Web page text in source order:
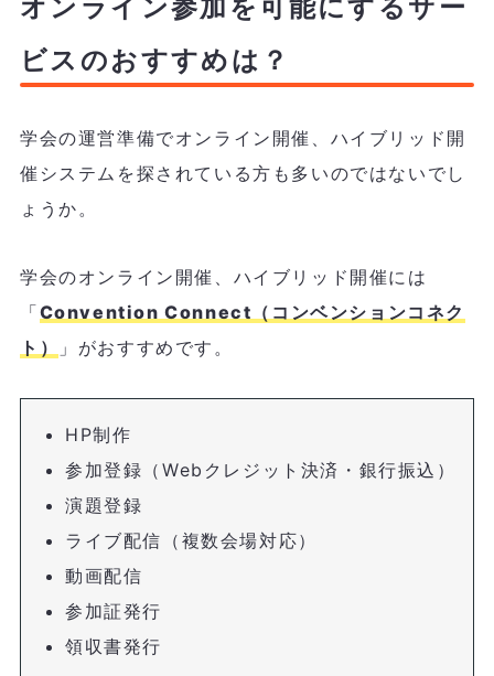
オンライン参加を可能にするサー
ビスのおすすめは？
学会の運営準備でオンライン開催、ハイブリッド開
催システムを探されている方も多いのではないでし
ょうか。
学会のオンライン開催、ハイブリッド開催には
「Convention Connect（コンベンションコネク
ト）
」がおすすめです。
HP制作
参加登録（Webクレジット決済・銀行振込）
演題登録
ライブ配信（複数会場対応）
動画配信
参加証発行
領収書発行